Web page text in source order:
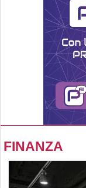
FINANZA